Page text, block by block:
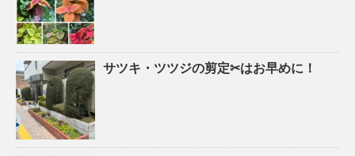
サツキ・ツツジの剪定✂はお早めに！